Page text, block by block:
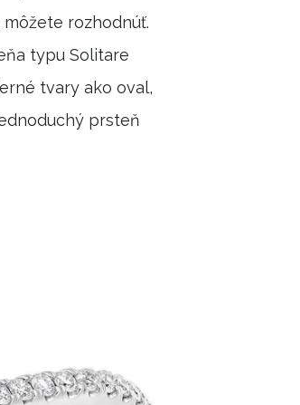
rozhodnúť.
typu Solitare
tvary ako oval,
prsteň